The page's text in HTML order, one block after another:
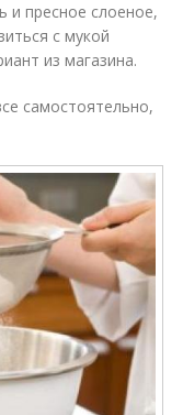
и пресное слоеное,
с мукой
из магазина.
самостоятельно,